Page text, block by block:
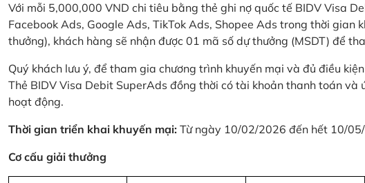
Với mỗi 5,000,000 VND chi tiêu bằng thẻ ghi nợ quốc tế BIDV Visa
Facebook Ads, Google Ads, TikTok Ads, Shopee Ads trong thời gian
thưởng), khách hàng sẽ nhận được 01 mã số dự thưởng (MSDT) để
Quý khách lưu ý, để tham gia chương trình khuyến mại và đủ điều
Thẻ BIDV Visa Debit SuperAds đồng thời có tài khoản thanh toán
hoạt động.
Thời gian triển khai khuyến mại: Từ ngày 10/02/2026 đến hết 10/
Cơ cấu giải thưởng